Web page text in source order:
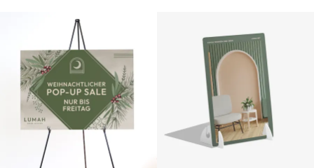
Neue Optionen